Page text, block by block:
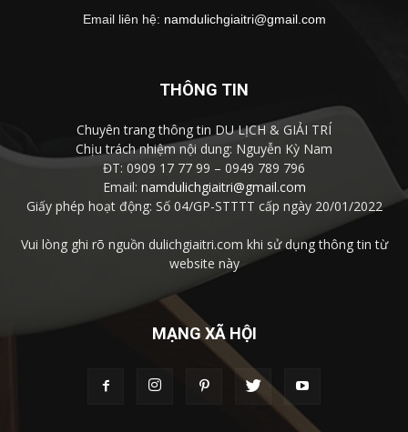
Email liên hệ: namdulichgiaitri@gmail.com
THÔNG TIN
Chuyên trang thông tin DU LỊCH & GIẢI TRÍ
Chịu trách nhiệm nội dung: Nguyễn Kỳ Nam
ĐT: 0909 17 77 99 – 0949 789 796
Email: namdulichgiaitri@gmail.com
Giấy phép hoạt động: Số 04/GP-STTTT cấp ngày 20/01/2022
Vui lòng ghi rõ nguồn dulichgiaitri.com khi sử dụng thông tin từ
website này
MẠNG XÃ HỘI